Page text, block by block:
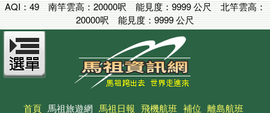
AQI：49 南竿雲高：20000呎能見度：9999 公尺北竿雲高：
20000呎能見度：9999 公尺
首頁 馬祖旅遊網 馬祖日報 飛機航班 補位 離島航班